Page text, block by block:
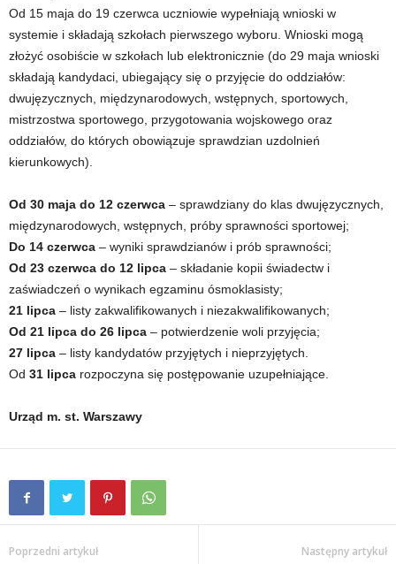
Od 15 maja do 19 czerwca uczniowie wypełniają wnioski w
systemie i składają szkołach pierwszego wyboru. Wnioski mogą
złożyć osobiście w szkołach lub elektronicznie (do 29 maja wnioski
składają kandydaci, ubiegający się o przyjęcie do oddziałów:
dwujęzycznych, międzynarodowych, wstępnych, sportowych,
mistrzostwa sportowego, przygotowania wojskowego oraz
oddziałów, do których obowiązuje sprawdzian uzdolnień
kierunkowych).
Od 30 maja do 12 czerwca – sprawdziany do klas dwujęzycznych,
międzynarodowych, wstępnych, próby sprawności sportowej;
Do 14 czerwca – wyniki sprawdzianów i prób sprawności;
Od 23 czerwca do 12 lipca – składanie kopii świadectw i
zaświadczeń o wynikach egzaminu ósmoklasisty;
21 lipca – listy zakwalifikowanych i niezakwalifikowanych;
Od 21 lipca do 26 lipca – potwierdzenie woli przyjęcia;
27 lipca – listy kandydatów przyjętych i nieprzyjętych.
Od 31 lipca rozpoczyna się postępowanie uzupełniające.
Urząd m. st. Warszawy
Poprzedni artykuł Następny artykuł